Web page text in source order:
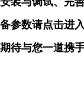
备参数请点击进
期待与您一道携